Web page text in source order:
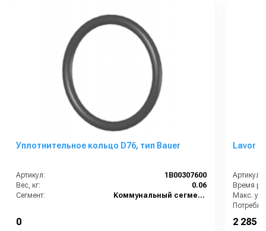
Уплотнительное кольцо D76, тип Bauer
Артикул:
1B00307600
Вес, кг:
0.06
Сегмент:
Коммунальный сегмент
0
Артикул:
Время
Макс.
Тип
2 285